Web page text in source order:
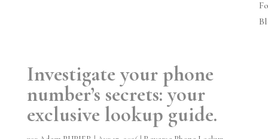
Investigate your phone
number’s secrets: your
exclusive lookup guide.